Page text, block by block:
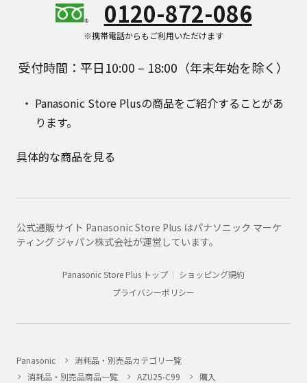
0120-872-086
※携帯電話からもご利用いただけます
受付時間：平日10:00 – 18:00（年末年始を除く）
Panasonic Store Plusの商品をご紹介することがあ
ります。
具体的な商品を見る
公式通販サイト Panasonic Store Plus はパナソニック マーケ
ティング ジャパン株式会社が運営しています。
Panasonic Store Plus トップ
ショッピング規約
プライバシーポリシー
Panasonic
消耗品・別売品カテゴリ一覧
消耗品・別売品商品一覧
AZU25-C99 購入